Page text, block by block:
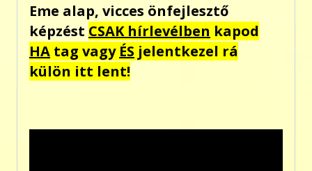
Eme alap, vicces önfejlesztő
képzést CSAK hírlevélben kapod
HA tag vagy ÉS jelentkezel rá
külön itt lent!